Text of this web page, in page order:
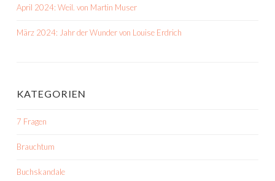
April 2024: Weil. von Martin Muser
März 2024: Jahr der Wunder von Louise Erdrich
KATEGORIEN
7 Fragen
Brauchtum
Buchskandale